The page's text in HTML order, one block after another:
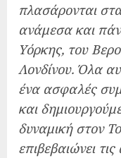
πλασάρονται
ανάμεσα και
Υόρκης, του
Λονδίνου. Όλα
ένα ασφαλές
και
δυναμική στον
επιβεβαιώνει